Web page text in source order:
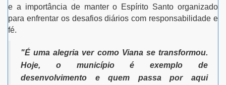
e a importância de manter o Espírito Santo organizado
para enfrentar os desafios diários com responsabilidade e
fé.
"É uma alegria ver como Viana se transformou.
Hoje, o município é exemplo de
desenvolvimento e quem passa por aqui